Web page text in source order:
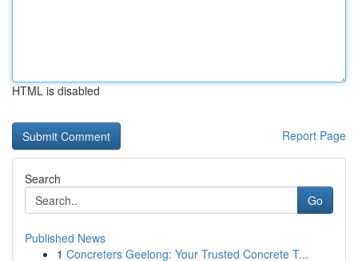
HTML is disabled
Report Page
Search
Go
Published News
1 Concreters Geelong: Your Trusted Concrete T...